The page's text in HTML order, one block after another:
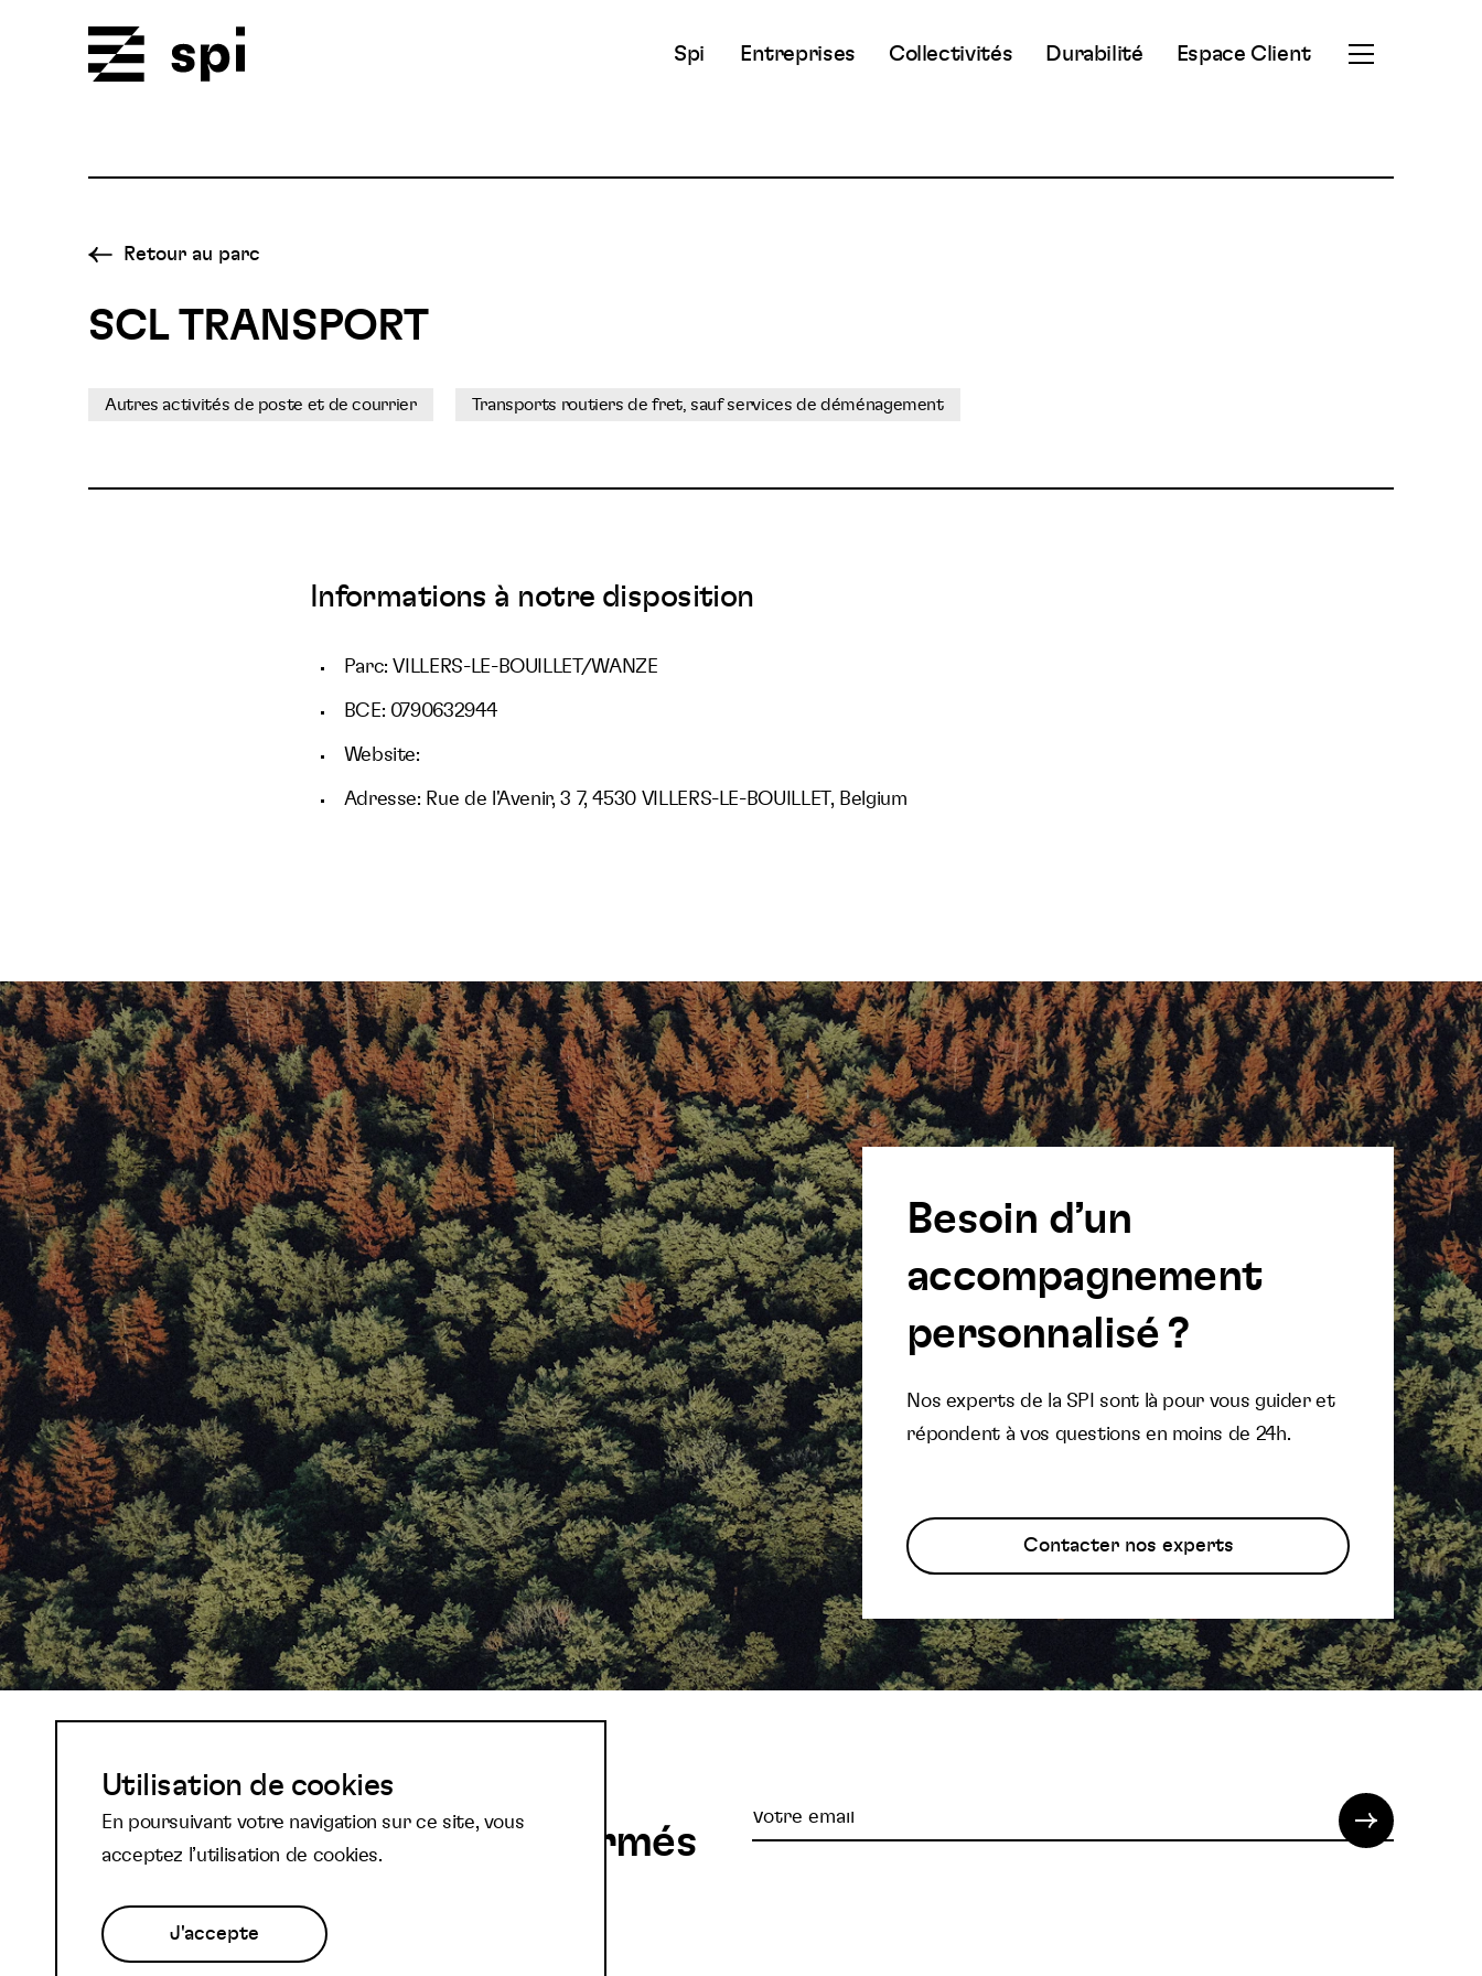
Spi Entreprises Collectivités Durabilité Espace Client
Ouvrir
Retour au parc
SCL TRANSPORT
Autres activités de poste et de courrier Transports routiers de fret, sauf services de déménagement
Informations à notre disposition
Parc: VILLERS-LE-BOUILLET/WANZE
BCE: 0790632944
Website:
Adresse: Rue de l'Avenir, 3 7, 4530 VILLERS-LE-BOUILLET, Belgium
Besoin d’un
accompagnement
personnalisé ?
Nos experts de la SPI sont là pour vous guider et
répondent à vos questions en moins de 24h.
Contacter nos experts
Abonnez-vous à notre
newsletter et restez informés
Votre
Utilisation de cookies
En poursuivant votre navigation sur ce site, vous
acceptez l’utilisation de cookies.
J'accepte